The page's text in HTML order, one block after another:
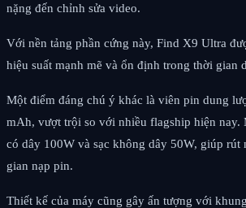
nặng đến chỉnh sửa video.
Với nền tảng phần cứng này, Find X9 Ultra
hiệu suất mạnh mẽ và ổn định trong thời gian
Một điểm đáng chú ý khác là viên pin dung
mAh, vượt trội so với nhiều flagship hiện nay.
có dây 100W và sạc không dây 50W, giúp rút
gian nạp pin.
Thiết kế của máy cũng gây ấn tượng với